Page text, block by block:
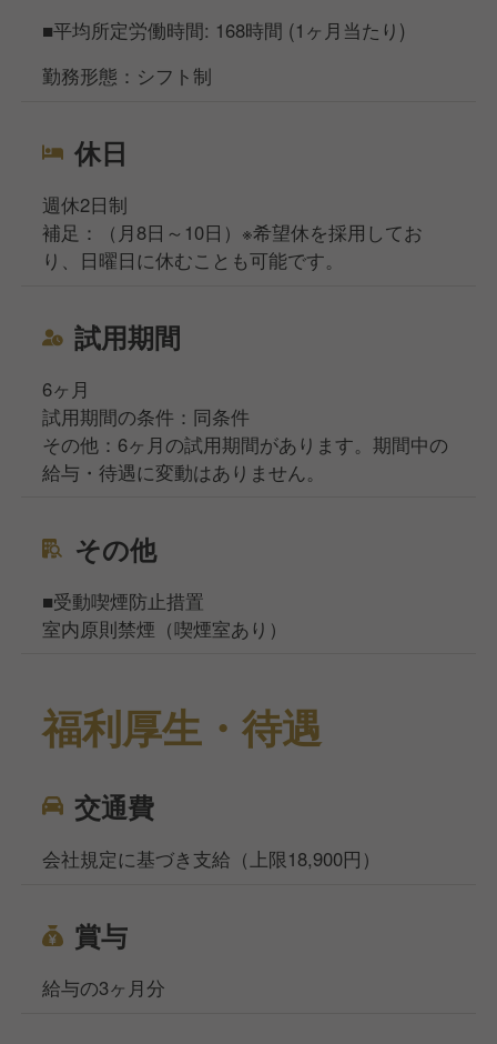
■平均所定労働時間: 168時間 (1ヶ月当たり)
勤務形態：シフト制
休日
週休2日制
補足：（月8日～10日）※希望休を採用してお
り、日曜日に休むことも可能です。
試用期間
6ヶ月
試用期間の条件：同条件
その他：6ヶ月の試用期間があります。期間中の
給与・待遇に変動はありません。
その他
■受動喫煙防止措置
室内原則禁煙（喫煙室あり）
福利厚生・待遇
交通費
会社規定に基づき支給（上限18,900円）
賞与
給与の3ヶ月分